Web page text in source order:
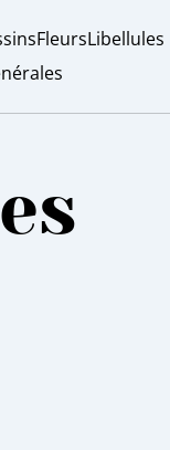
FleursLibellules